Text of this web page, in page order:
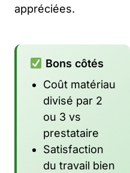
appréciées.
Bons côtés
Coût matériau
divisé par 2
ou 3 vs
prestataire
Satisfaction
du travail bien